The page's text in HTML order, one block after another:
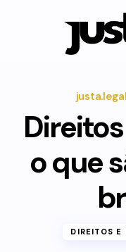
justa.legal
o que
DIREITOS E